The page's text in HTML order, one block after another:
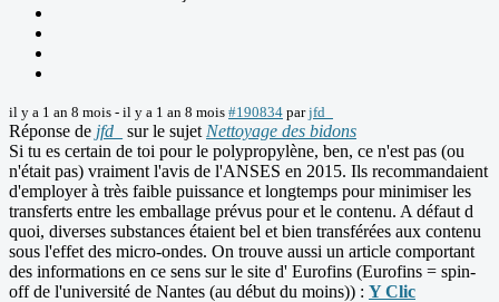
il y a 1 an 8 mois - il y a 1 an 8 mois #190834 parjfd_
Réponse de jfd_ sur le sujet Nettoyage des bidons
Si tu es certain de toi pour le polypropylène, ben, ce n'est pas (ou
n'était pas) vraiment l'avis de l'ANSES en 2015. Ils recommandaient
d'employer à très faible puissance et longtemps pour minimiser les
transferts entre les emballage prévus pour et le contenu. A défaut d
quoi, diverses substances étaient bel et bien transférées aux contenu
sous l'effet des micro-ondes. On trouve aussi un article comportant
des informations en ce sens sur le site d' Eurofins (Eurofins = spin-
off de l'université de Nantes (au début du moins)) : Y Clic